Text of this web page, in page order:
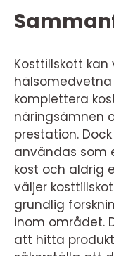
Kosttillskott
komplettera
näringsämnen
prestation.
användas som
kost och aldrig
väljer
grundlig
inom området.
att hitta